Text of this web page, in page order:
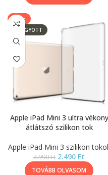
-17%
ELFOGYOTT
Apple iPad Mini 3 ultra vékony
átlátszó szilikon tok
Apple iPad Mini 3 szilikon
2.990Ft 2.490 Ft
TOVÁBB OLVASOM